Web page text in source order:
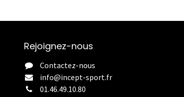
Rejoignez-nous
Contactez-nous
info@incept-sport.fr
01.46.49.10.80